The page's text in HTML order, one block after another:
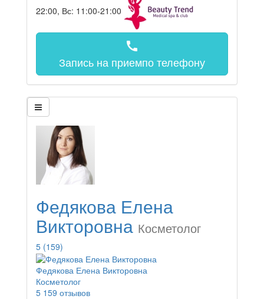
22:00, Вс: 11:00-21:00
call
Запись на приемпо телефону
Федякова Елена
Викторовна Косметолог
5 (159)
Федякова Елена Викторовна
Косметолог
5 159 отзывов